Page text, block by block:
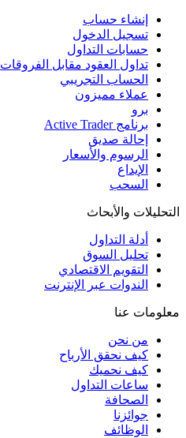
إنشاء حساب
تسجيل الدخول
حسابات التداول
تداول العقود مقابل الفروقات
الحساب التجريبي
عملاء مميزون
برو
برنامج Active Trader
إحالة صديق
الرسوم والأسعار
الإيداع
السحب
التحليلات والأبحاث
أدلة التداول
تحليل السوق
التقويم الاقتصادي
الندوات عبر الإنترنت
معلومات عنا
من نحن
كيف نحقق الأرباح
كيف نحميك
ساعات التداول
الصحافة
جوائزنا
الوظائف